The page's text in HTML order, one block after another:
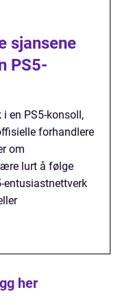
sjansene
PS5-
en PS5-konsoll,
forhandlere
om
lurt å følge
entusiastnettverk
her